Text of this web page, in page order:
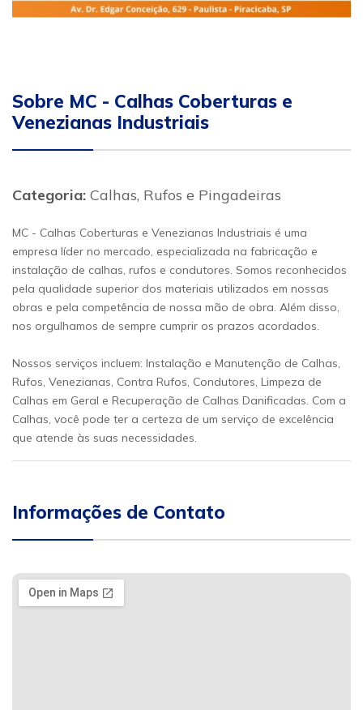
Sobre MC - Calhas Coberturas e
Venezianas Industriais
Categoria: Calhas, Rufos e Pingadeiras
MC - Calhas Coberturas e Venezianas Industriais é uma
empresa líder no mercado, especializada na fabricação e
instalação de calhas, rufos e condutores. Somos reconhecidos
pela qualidade superior dos materiais utilizados em nossas
obras e pela competência de nossa mão de obra. Além disso,
nos orgulhamos de sempre cumprir os prazos acordados.
Nossos serviços incluem: Instalação e Manutenção de Calhas,
Rufos, Venezianas, Contra Rufos, Condutores, Limpeza de
Calhas em Geral e Recuperação de Calhas Danificadas. Com a
Calhas, você pode ter a certeza de um serviço de excelência
que atende às suas necessidades.
Informações de Contato